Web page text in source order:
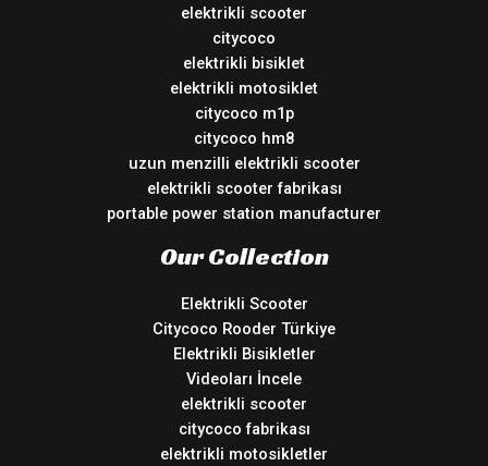
elektrikli scooter
citycoco
elektrikli bisiklet
elektrikli motosiklet
citycoco m1p
citycoco hm8
uzun menzilli elektrikli scooter
elektrikli scooter fabrikası
portable power station manufacturer
Our Collection
Elektrikli Scooter
Citycoco Rooder Türkiye
Elektrikli Bisikletler
Videoları İncele
elektrikli scooter
citycoco fabrikası
elektrikli motosikletler